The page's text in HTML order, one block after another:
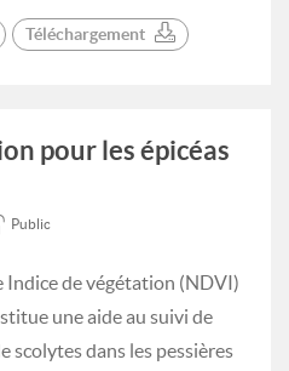
Téléchargement
pour les épicéas
Public
Indice de végétation (NDVI)
une aide au suivi de
scolytes dans les pessières